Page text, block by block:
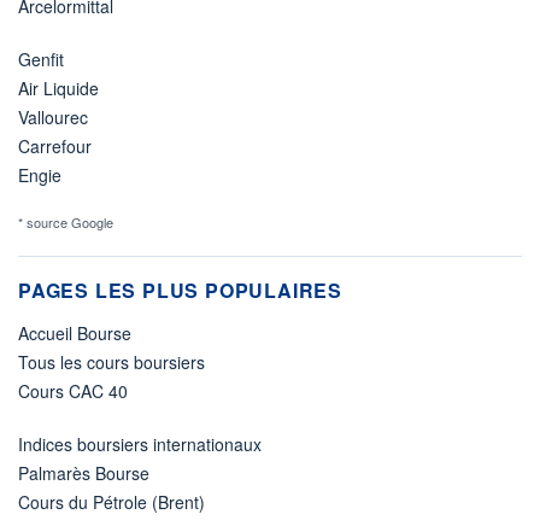
Arcelormittal
Genfit
Air Liquide
Vallourec
Carrefour
Engie
* source Google
PAGES LES PLUS POPULAIRES
Accueil Bourse
Tous les cours boursiers
Cours CAC 40
Indices boursiers internationaux
Palmarès Bourse
Cours du Pétrole (Brent)